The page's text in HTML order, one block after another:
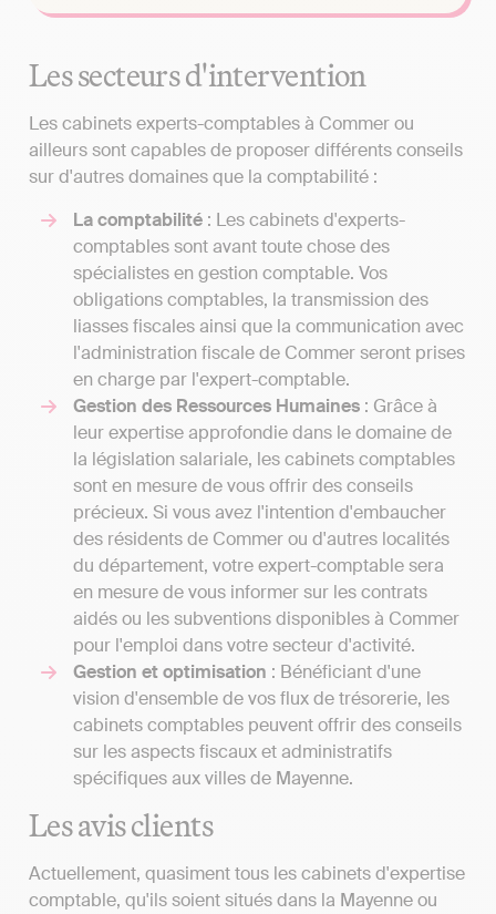
Les secteurs d'intervention
Les cabinets experts-comptables à Commer ou
ailleurs sont capables de proposer différents conseils
sur d'autres domaines que la comptabilité :
La comptabilité : Les cabinets d'experts-
comptables sont avant toute chose des
spécialistes en gestion comptable. Vos
obligations comptables, la transmission des
liasses fiscales ainsi que la communication avec
l'administration fiscale de Commer seront prises
en charge par l'expert-comptable.
Gestion des Ressources Humaines : Grâce à
leur expertise approfondie dans le domaine de
la législation salariale, les cabinets comptables
sont en mesure de vous offrir des conseils
précieux. Si vous avez l'intention d'embaucher
des résidents de Commer ou d'autres localités
du département, votre expert-comptable sera
en mesure de vous informer sur les contrats
aidés ou les subventions disponibles à Commer
pour l'emploi dans votre secteur d'activité.
Gestion et optimisation : Bénéficiant d'une
vision d'ensemble de vos flux de trésorerie, les
cabinets comptables peuvent offrir des conseils
sur les aspects fiscaux et administratifs
spécifiques aux villes de Mayenne.
Les avis clients
Actuellement, quasiment tous les cabinets d'expertise
comptable, qu'ils soient situés dans la Mayenne ou